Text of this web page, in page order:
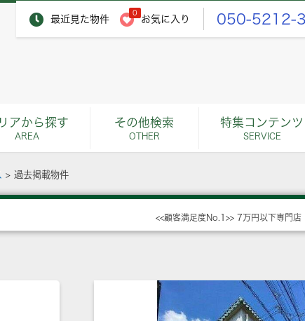
最近見た物件
0
お気に入り 050-5212-
アから探す
AREA
その他検索
OTHER
特集コンテンツ
SERVICE
> 過去掲載物件
<<顧客満足度No.1>> 7万円以下専門店